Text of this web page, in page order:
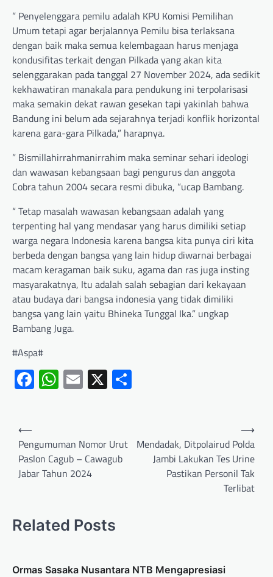
” Penyelenggara pemilu adalah KPU Komisi Pemilihan
Umum tetapi agar berjalannya Pemilu bisa terlaksana
dengan baik maka semua kelembagaan harus menjaga
kondusifitas terkait dengan Pilkada yang akan kita
selenggarakan pada tanggal 27 November 2024, ada sedikit
kekhawatiran manakala para pendukung ini terpolarisasi
maka semakin dekat rawan gesekan tapi yakinlah bahwa
Bandung ini belum ada sejarahnya terjadi konflik horizontal
karena gara-gara Pilkada,” harapnya.
” Bismillahirrahmanirrahim maka seminar sehari ideologi
dan wawasan kebangsaan bagi pengurus dan anggota
Cobra tahun 2004 secara resmi dibuka, “ucap Bambang.
“ Tetap masalah wawasan kebangsaan adalah yang
terpenting hal yang mendasar yang harus dimiliki setiap
warga negara Indonesia karena bangsa kita punya ciri kita
berbeda dengan bangsa yang lain hidup diwarnai berbagai
macam keragaman baik suku, agama dan ras juga insting
masyarakatnya, Itu adalah salah sebagian dari kekayaan
atau budaya dari bangsa indonesia yang tidak dimiliki
bangsa yang lain yaitu Bhineka Tunggal Ika.” ungkap
Bambang Juga.
#Aspa#
Facebook
WhatsApp
Email
X
⟵
Pengumuman Nomor Urut
Paslon Cagub – Cawagub
Jabar Tahun 2024
Mendadak, Ditpolairud Polda
Jambi Lakukan Tes Urine
Pastikan Personil Tak
Terlibat
⟶
Related Posts
Ormas Sasaka Nusantara NTB Mengapresiasi